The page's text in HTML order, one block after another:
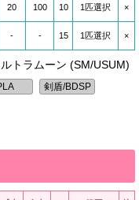
20 100 10 1匹選択 ×
- - 15 1匹選択 ×
トラムーン (SM/USUM)